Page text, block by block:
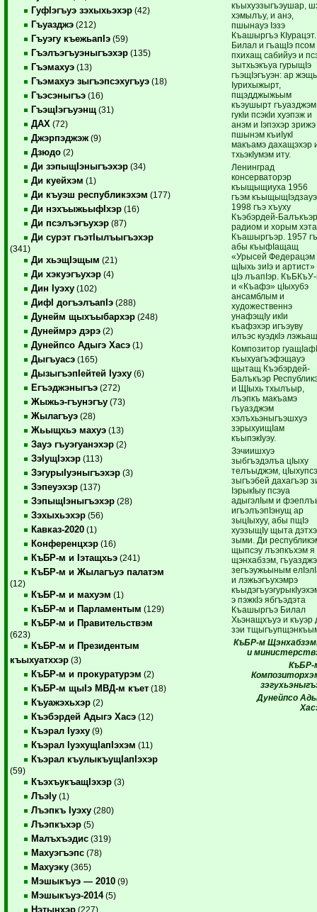
ГуфIэгъуэ зэхыхьэхэр (42)
Гъуазджэ (212)
Гъуэгу къежьапIэ (59)
Гъэлъэгъуэныгъэхэр (135)
Гъэмахуэ (13)
Гъэмахуэ зыгъэпсэхугъуэ (18)
Гъэсэныгъэ (16)
ГъэщIэгъуэнщ (31)
ДАХ (72)
Джэрпэджэж (9)
Дзюдо (2)
Ди зэпыщIэныгъэхэр (34)
Ди куейхэм (1)
Ди къуэш республикэхэм (177)
Ди нэхъыжьыфIхэр (16)
Ди псэлъэгъухэр (87)
Ди сурэт гъэтIылъыгъэхэр
(341)
Ди хьэщIэщым (21)
Ди хэкуэгъухэр (4)
Дин Iуэху (102)
ДифI догъэлъапIэ (288)
Дунейм щыхъыбархэр (248)
Дунеймрэ дэрэ (2)
Дунейпсо Адыгэ Хасэ (1)
Дыгъуасэ (165)
ДызыгъэпIейтей Iуэху (6)
Егъэджэныгъэ (272)
Жыжьэ-гъунэгъу (73)
Жылагъуэ (28)
Жьыщхьэ махуэ (13)
Зауэ гъуэгуанэхэр (2)
ЗэIущIэхэр (113)
ЗэгурыIуэныгъэхэр (3)
Зэпеуэхэр (137)
ЗэпыщIэныгъэхэр (28)
Зэхыхьэхэр (56)
Кавказ-2020 (1)
Конференцхэр (16)
КъБР-м и Iэтащхьэ (241)
КъБР-м и Жылагъуэ палатэм
(12)
КъБР-м и махуэм (1)
КъБР-м и Парламентым (129)
КъБР-м и Правительствэм
(623)
КъБР-м и Президентым
къыхуатххэр (3)
КъБР-м и прокуратурэм (2)
КъБР-м щыIэ МВД-м къет (18)
Къуажэхьхэр (2)
Къэбэрдей Адыгэ Хасэ (12)
Къэрал Iуэху (9)
Къэрал IуэхущIапIэхэм (11)
Къэрал къулыкъущIапIэхэр
(59)
КъэхъукъащIэхэр (3)
ЛъэIу (1)
Лъэпкъ Iуэху (280)
Лъэпкъхэр (5)
Малъхъэдис (319)
Махуэгъэпс (78)
Махуэку (365)
Мэшыкъуэ — 2010 (9)
Мэшыкъуэ-2014(5)
Нэтынхэр (227)
къыхуэзыгъэушар,
хэмылъу, и анэ,
пшынауэ Iэзэ
Къашыргъэ КIурацэт.
Билал и гъащIэ псом
пхихащ сабийуэ и
зытхьэкъуа гурыщIэ
гъэщIэгъуэн: ар
Iурихыжырт,
пщэдджыжьым
къэушырт гъуазджэм
гукIи псэкIи хуэпэж и
анэм и Iэпэхэр зрижэ
пшынэм къиIукI
макъамэ дахащэхэр
тхьэкIумэм иту.
Ленинград
консерваторэр
къыщыщиуха 1956
гъэм къыщыщIэдзауэ
1998 гъэ хъуху
Къэбэрдей-
радиом и хорым
Къашыргъэр. 1957
абы къыфIащащ
«Урысей Федерацэм
щIыхь зиIэ и артист»
цIэ лъапIэр.
и «Къафэ» цIыхубэ
ансамблым и
художественнэ
унафэщIу икIи
къафэхэр игъэуву
илъэс куэдкIэ
Композитор
къыхуагъэфэщауэ
щытащ Къэбэрдей-
Балъкъэр
и ЩIыхь тхылъыр,
лъэпкъ макъамэ
гъуазджэм
хэлъхьэныгъэшхуэ
зэрыхуищIам
къыпэкIуэу.
Зэчиишхуэ
зыбгъэдэлъа цIыху
телъыджэм,
зыгъэбей дахагъэр
IэрыкIыу псэуа
адыгэлIым и
игъэлъэпIэнущ ар
зыцIыхуу, абы пщIэ
хуэзыщIу щыта
зыми. Ди
щыпсэу лъэпкъхэм я
щэнхабзэм,
зегъэужьыным
и лэжьэгъухэмрэ
э пэжкIэ ябгъэдэта
Къашыргъэ Билал
Хьэнащхъуэ и къуэр
зэи
КъБР-м
и
КъБР-
Дунейпсо